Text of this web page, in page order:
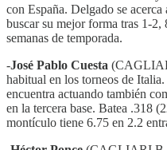
con España. Delgado se
buscar su mejor forma tras 1-
semanas de temporada.
-José Pablo Cuesta
habitual en los torneos de
encuentra actuando también
en la tercera base. Batea .318
montículo tiene 6.75 en 2.2